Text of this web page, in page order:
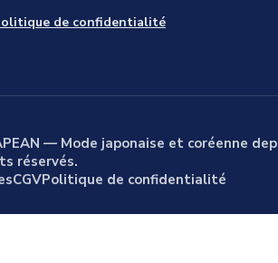
de confidentialité
— Mode japonaise et coréenne
réservés.
CGVPolitique de confidentialité